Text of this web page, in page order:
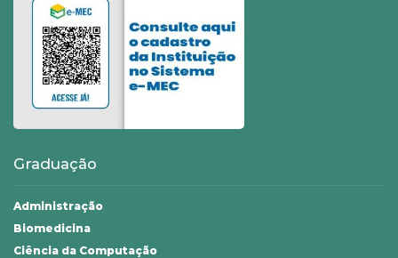
Graduação
Administração
Biomedicina
Ciência da Computação